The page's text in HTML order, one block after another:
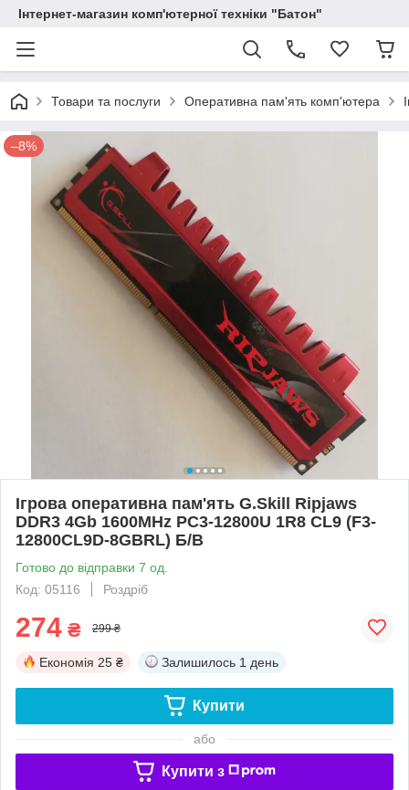
Інтернет-магазин комп'ютерної техніки "Батон"
Товари та послуги Оперативна пам'ять комп'ютера
–8%
Ігрова оперативна пам'ять G.Skill Ripjaws
DDR3 4Gb 1600MHz PC3-12800U 1R8 CL9 (F3-
12800CL9D-8GBRL) Б/В
Готово до відправки 7 од.
Код: 05116
Роздріб
274 ₴ 299 ₴
Економія 25 ₴ Залишилось 1 день
Купити
або
Купити з